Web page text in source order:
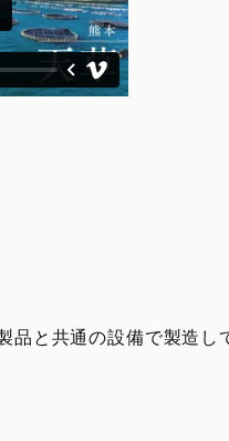
と共通の設備で製造し